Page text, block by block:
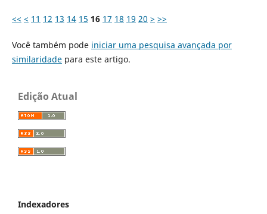
<< < 11 12 13 14 15 16 17 18 19 20 > >>
Você também pode iniciar uma pesquisa avançada por
similaridadepara este artigo.
Edição Atual
Indexadores